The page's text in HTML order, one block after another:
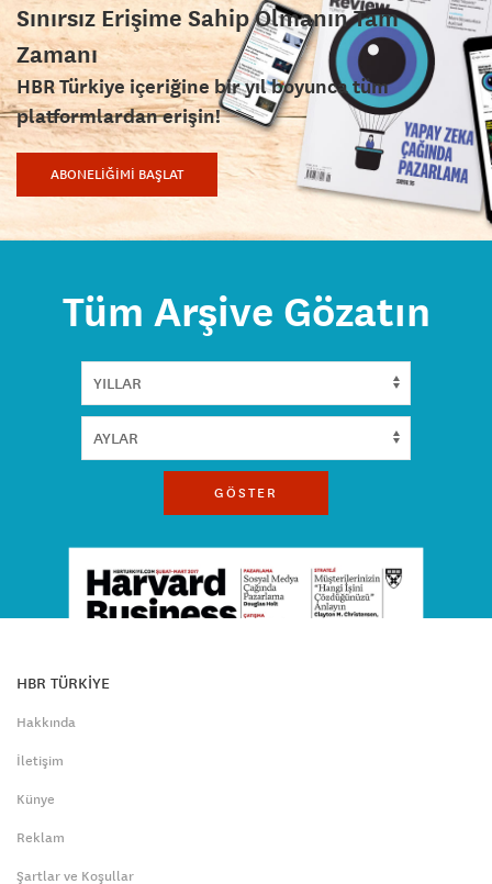
Sınırsız Erişime Sahip Olmanın Tam
Zamanı
HBR Türkiye içeriğine bir yıl boyunca tüm
platformlardan erişin!
ABONELİĞİMİ BAŞLAT
Tüm Arşive Gözatın
GÖSTER
HBR TÜRKİYE
Hakkında
İletişim
Künye
Reklam
Şartlar ve Koşullar